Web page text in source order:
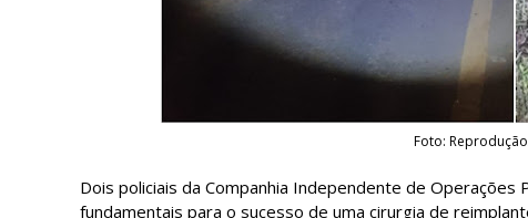
Foto:
Dois policiais da Companhia Independente de Operações
fundamentais para o sucesso de uma cirurgia de